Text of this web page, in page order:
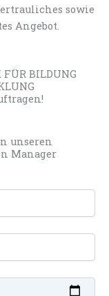
sowie
Angebot.
BILDUNG
unseren
Manager